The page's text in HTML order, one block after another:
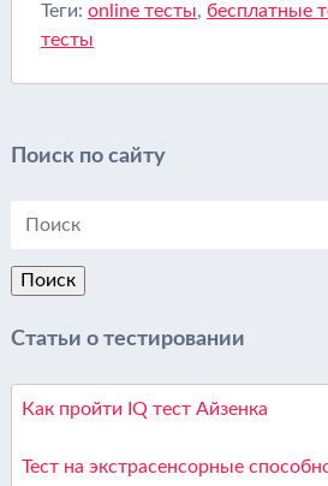
Теги: online тесты, бесплатные
тесты
Поиск по сайту
Статьи о тестировании
Как пройти IQ тест Айзенка
Тест на экстрасенсорные